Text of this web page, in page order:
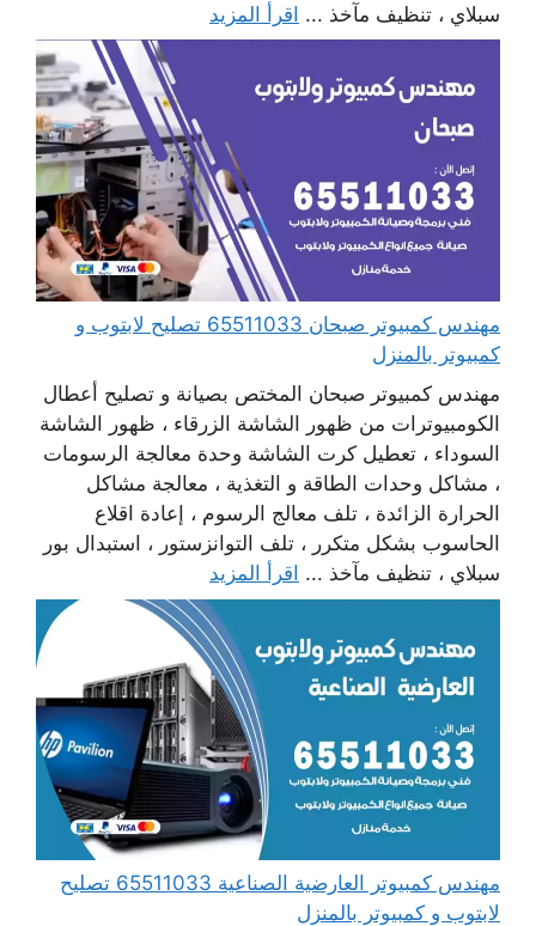
سبلاي ، تنظيف مآخذ ... اقرأ المزيد
مهندس كمبيوتر صبحان 65511033 تصليح لابتوب و
كمبيوتر بالمنزل
مهندس كمبيوتر صبحان المختص بصيانة و تصليح أعطال
الكومبيوترات من ظهور الشاشة الزرقاء ، ظهور الشاشة
السوداء ، تعطيل كرت الشاشة وحدة معالجة الرسومات
، مشاكل وحدات الطاقة و التغذية ، معالجة مشاكل
الحرارة الزائدة ، تلف معالج الرسوم ، إعادة اقلاع
الحاسوب بشكل متكرر ، تلف التوانزستور ، استبدال بور
سبلاي ، تنظيف مآخذ ... اقرأ المزيد
مهندس كمبيوتر العارضية الصناعية 65511033 تصليح
لابتوب و كمبيوتر بالمنزل